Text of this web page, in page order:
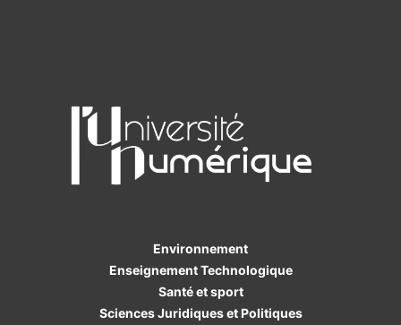
Environnement
Enseignement Technologique
Santé et sport
Sciences Juridiques et Politiques